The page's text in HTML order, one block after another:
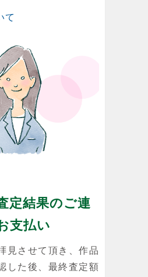
て
定結果のご連
支払い
見させて頂き、作品
した後、最終査定額